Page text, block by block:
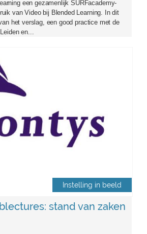
een gezamenlijk SURFacademy-
van Video bij Blended Learning. In dit
het verslag, een good practice met de
en...
Instelling in beeld
stand van zaken